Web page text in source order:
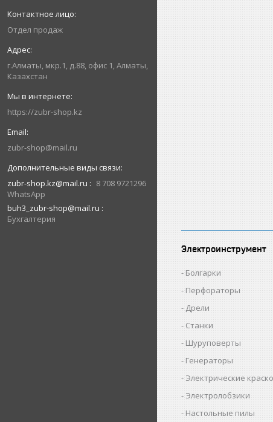
Отдел продаж
г.Алматы, мкр.1, д.88, офис 1, Алматы,
Казахстан
https://zubr-shop.kz
zubr-shop@mail.ru
zubr-shop.kz@mail.ru
8 708 9721296
WhatsApp
buh3_zubr-shop@mail.ru
Бухгалтерия
Электроинструмент
Болгарки
Перфораторы
Дрели
Станки
Шуруповерты
Генераторы
Электрические
Электролобзики
Настольные пилы